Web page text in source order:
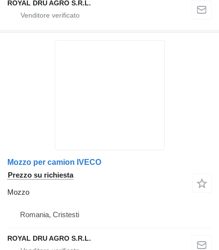
ROYAL DRU AGRO S.R.L.
Mozzo per camion IVECO
Prezzo su richiesta
Mozzo
Romania, Cristesti
ROYAL DRU AGRO S.R.L.